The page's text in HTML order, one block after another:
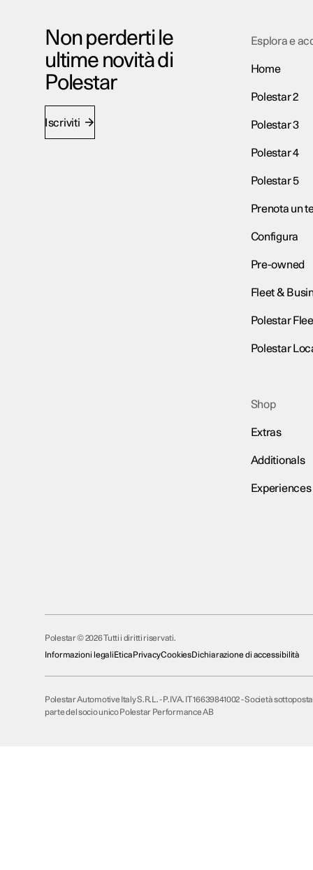
Non perderti le
ultime novità di
Polestar
Iscriviti
Esplora e
Home
Polestar 2
Polestar 3
Polestar 4
Polestar 5
Prenota un
Configura
Pre-owned
Fleet &
Polestar
Polestar
Shop
Extras
Additionals
Experiences
Polestar © 2026 Tutti i diritti riservati.
Informazioni legaliEticaPrivacyCookiesDichiarazione di accessibilità
Polestar Automotive Italy S.R.L. - P.IVA. IT 16639841002 - Società
parte del socio unico Polestar Performance AB